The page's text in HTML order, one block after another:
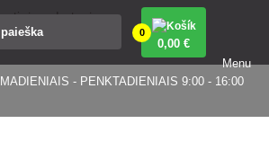
- PENKTADIENIAIS 9:00 - 16:00
0
0,00 €
Menu